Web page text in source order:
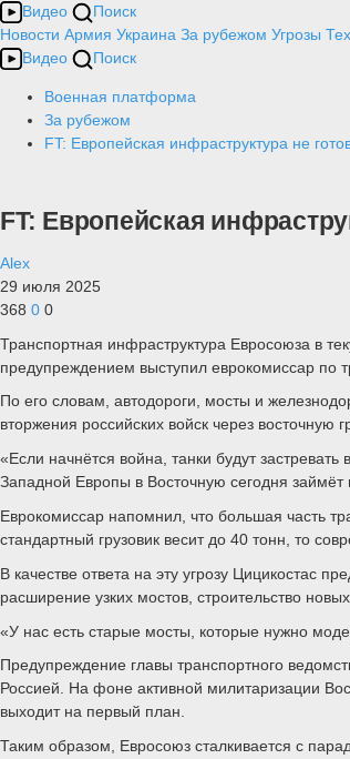
Видео
Поиск
Новости Армия Украина За рубежом Угрозы
Видео
Поиск
Военная платформа
За рубежом
FT: Европейская инфраструктура не
FT: Европейская
Alex
29 июля 2025
368 0 0
Транспортная инфраструктура Евросоюза в
предупреждением выступил еврокомиссар по
По его словам, автодороги, мосты и
вторжения российских войск через
«Если начнётся война, танки будут
Западной Европы в Восточную сегодня займёт
Еврокомиссар напомнил, что большая часть
стандартный грузовик весит до 40 тонн, то
В качестве ответа на эту угрозу Цицикостас
расширение узких мостов, строительство
«У нас есть старые мосты, которые нужно
Предупреждение главы транспортного
Россией. На фоне активной милитаризации
выходит на первый план.
Таким образом, Евросоюз сталкивается с